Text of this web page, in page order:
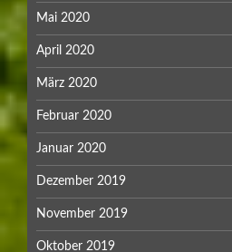
Mai 2020
April 2020
März 2020
Februar 2020
Januar 2020
Dezember 2019
November 2019
Oktober 2019